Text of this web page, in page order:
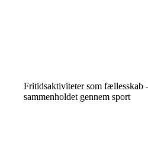
Fritidsaktiviteter som
sammenholdet gennem sport